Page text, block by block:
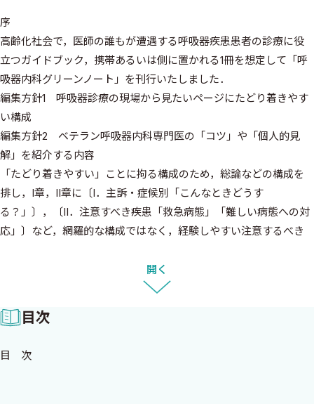
序
高齢化社会で，医師の誰もが遭遇する呼吸器疾患患者の診療に役
立つガイドブック，携帯あるいは側に置かれる1冊を想定して「呼
吸器内科グリーンノート」を刊行いたしました．
⃝編集方針1 呼吸器診療の現場から見たいページにたどり着きやす
い構成
⃝編集方針2 ベテラン呼吸器内科専門医の「コツ」や「個人的見
解」を紹介する内容
「たどり着きやすい」ことに拘る構成のため，総論などの構成を
排し，I章，II章に〔I．主訴・症候別「こんなときどうす
る？」〕，〔II．注意すべき疾患「救急病態」「難しい病態への対
応」〕など，網羅的な構成ではなく，経験しやすい注意するべき
配して，前面に出した構成になっております．
そして，それらの章では，「診療のフローチャート：病歴聴取項
目と重要注意点：必要な診察と重要注意点：必要な検査と重要注
意点：治療と重要注意点：インフォームドコンセントと重要注意
科専門医の「個人的見解」を紹介する内容を含んでいます．エビデ
開く
目次
目 次